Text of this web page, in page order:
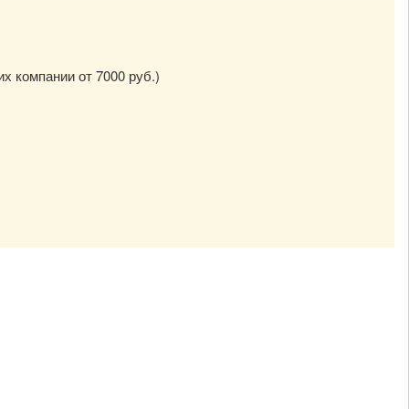
компании от 7000 руб.)